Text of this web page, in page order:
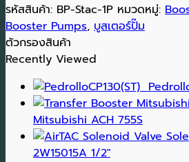
รหัสสินค้า: BP-Stac-1P หมวดหมู่:
Booster Pumps, บูสเตอร์ปั๊ม
ตัวกรองสินค้า
Recently Viewed
Mitsubishi ACH 755S
2W15015A 1/2"